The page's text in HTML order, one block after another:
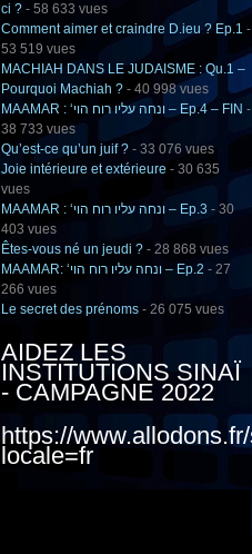
ci ? - 58 633 vues
Comment aimer et craindre D.ieu ? Ep.1 -
53 519 vues
MACHIAH DANS LE JUDAISME : Qu.1 –
Pourquoi Machiah ? - 40 998 vues
MAAMAR : ‘ונחה עליו רוח הוי – Ep.4 – FIN -
38 733 vues
Qu’est-ce qu’un juif ? - 33 076 vues
Joie intérieure et extérieure - 30 635
vues
MAAMAR : ‘ונחה עליו רוח הוי – Ep.3 - 30
403 vues
Êtes-vous né un jeudi ? - 28 868 vues
MAAMAR: ‘ונחה עליו רוח הוי – Ep.2 - 27
266 vues
Le secret des prénoms - 26 075 vues
AIDEZ LES
INSTITUTIONS SINAÏ
- CAMPAGNE 2022
https://
locale=fr